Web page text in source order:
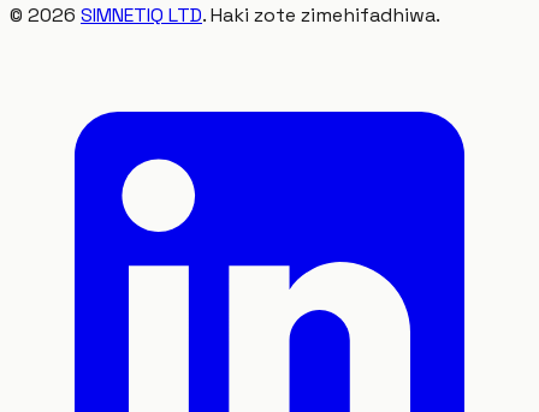
© 2026 SIMNETIQ LTD. Haki zote zimehifadhiwa.